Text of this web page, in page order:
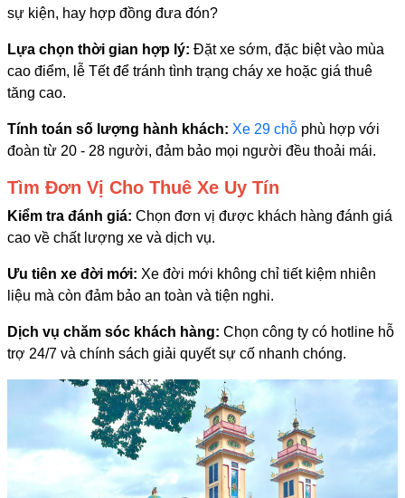
sự kiện, hay hợp đồng đưa đón?
Lựa chọn thời gian hợp lý: Đặt xe sớm, đặc biệt vào mùa
cao điểm, lễ Tết để tránh tình trạng cháy xe hoặc giá thuê
tăng cao.
Tính toán số lượng hành khách: Xe 29 chỗ phù hợp với
đoàn từ 20 - 28 người, đảm bảo mọi người đều thoải mái.
Tìm Đơn Vị Cho Thuê Xe Uy Tín
Kiểm tra đánh giá: Chọn đơn vị được khách hàng đánh giá
cao về chất lượng xe và dịch vụ.
Ưu tiên xe đời mới: Xe đời mới không chỉ tiết kiệm nhiên
liệu mà còn đảm bảo an toàn và tiện nghi.
Dịch vụ chăm sóc khách hàng: Chọn công ty có hotline hỗ
trợ 24/7 và chính sách giải quyết sự cố nhanh chóng.